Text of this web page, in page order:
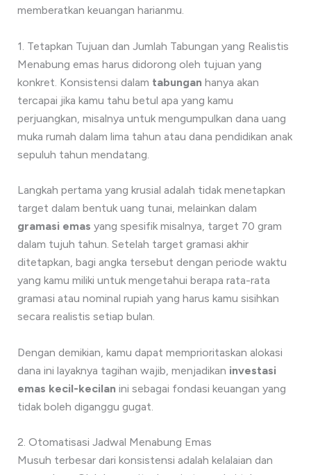
memberatkan keuangan harianmu.
1. Tetapkan Tujuan dan Jumlah Tabungan yang Realistis
Menabung emas harus didorong oleh tujuan yang
konkret. Konsistensi dalam tabungan hanya akan
tercapai jika kamu tahu betul apa yang kamu
perjuangkan, misalnya untuk mengumpulkan dana uang
muka rumah dalam lima tahun atau dana pendidikan anak
sepuluh tahun mendatang.
Langkah pertama yang krusial adalah tidak menetapkan
target dalam bentuk uang tunai, melainkan dalam
gramasi emas yang spesifik misalnya, target 70 gram
dalam tujuh tahun. Setelah target gramasi akhir
ditetapkan, bagi angka tersebut dengan periode waktu
yang kamu miliki untuk mengetahui berapa rata-rata
gramasi atau nominal rupiah yang harus kamu sisihkan
secara realistis setiap bulan.
Dengan demikian, kamu dapat memprioritaskan alokasi
dana ini layaknya tagihan wajib, menjadikan investasi
emas kecil-kecilan ini sebagai fondasi keuangan yang
tidak boleh diganggu gugat.
2. Otomatisasi Jadwal Menabung Emas
Musuh terbesar dari konsistensi adalah kelalaian dan